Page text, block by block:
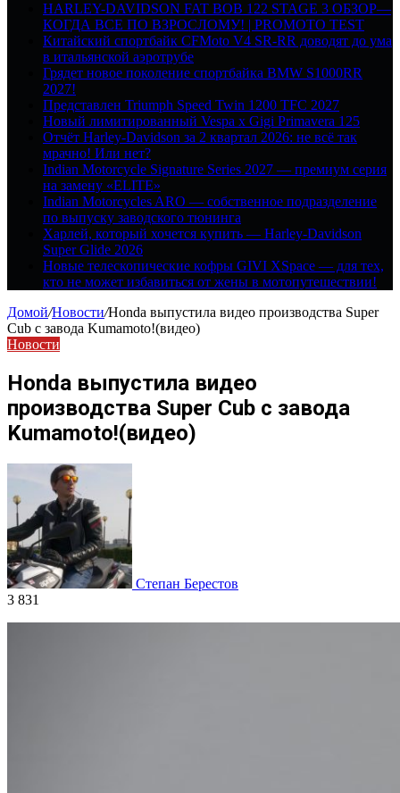
HARLEY-DAVIDSON FAT BOB 122 STAGE 3 ОБЗОР—
КОГДА ВСЕ ПО ВЗРОСЛОМУ! | PROMOTO TEST
Китайский спортбайк CFMoto V4 SR-RR доводят до ума
в итальянской аэротрубе
Грядет новое поколение спортбайка BMW S1000RR
2027!
Представлен Triumph Speed Twin 1200 TFC 2027
Новый лимитированный Vespa x Gigi Primavera 125
Отчёт Harley-Davidson за 2 квартал 2026: не всё так
мрачно! Или нет?
Indian Motorcycle Signature Series 2027 — премиум серия
на замену «ELITE»
Indian Motorcycles ARO — собственное подразделение
по выпуску заводского тюнинга
Харлей, который хочется купить — Harley-Davidson
Super Glide 2026
Новые телескопические кофры GIVI XSpace — для тех,
кто не может избавиться от жены в мотопутешествии!
Домой/Новости/Honda выпустила видео производства Super
Cub с завода Kumamoto!(видео)
Новости
Honda выпустила видео
производства Super Cub с завода
Kumamoto!(видео)
Степан Берестов
3 831